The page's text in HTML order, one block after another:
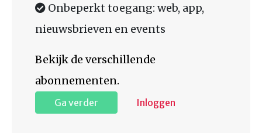
Onbeperkt toegang: web, app,
nieuwsbrieven en events
Bekijk de verschillende
abonnementen.
Ga verder Inloggen